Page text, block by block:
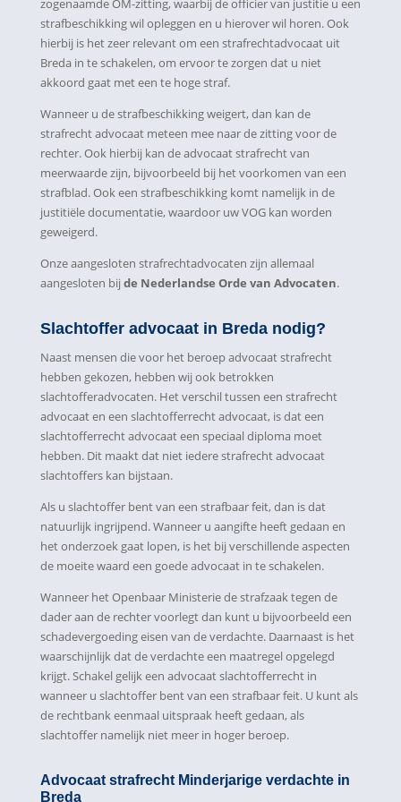
zogenaamde OM-zitting, waarbij de officier van justitie u een
strafbeschikking wil opleggen en u hierover wil horen. Ook
hierbij is het zeer relevant om een strafrechtadvocaat uit
Breda in te schakelen, om ervoor te zorgen dat u niet
akkoord gaat met een te hoge straf.
Wanneer u de strafbeschikking weigert, dan kan de
strafrecht advocaat meteen mee naar de zitting voor de
rechter. Ook hierbij kan de advocaat strafrecht van
meerwaarde zijn, bijvoorbeeld bij het voorkomen van een
strafblad. Ook een strafbeschikking komt namelijk in de
justitiële documentatie, waardoor uw VOG kan worden
geweigerd.
Onze aangesloten strafrechtadvocaten zijn allemaal
aangesloten bijde Nederlandse Orde van Advocaten.
Slachtoffer advocaat in Breda nodig?
Naast mensen die voor het beroep advocaat strafrecht
hebben gekozen, hebben wij ook betrokken
slachtofferadvocaten. Het verschil tussen een strafrecht
advocaat en een slachtofferrecht advocaat, is dat een
slachtofferrecht advocaat een speciaal diploma moet
hebben. Dit maakt dat niet iedere strafrecht advocaat
slachtoffers kan bijstaan.
Als u slachtoffer bent van een strafbaar feit, dan is dat
natuurlijk ingrijpend. Wanneer u aangifte heeft gedaan en
het onderzoek gaat lopen, is het bij verschillende aspecten
de moeite waard een goede advocaat in te schakelen.
Wanneer het Openbaar Ministerie de strafzaak tegen de
dader aan de rechter voorlegt dan kunt u bijvoorbeeld een
schadevergoeding eisen van de verdachte. Daarnaast is het
waarschijnlijk dat de verdachte een maatregel opgelegd
krijgt. Schakel gelijk een advocaat slachtofferrecht in
wanneer u slachtoffer bent van een strafbaar feit. U kunt als
de rechtbank eenmaal uitspraak heeft gedaan, als
slachtoffer namelijk niet meer in hoger beroep.
Advocaat strafrecht Minderjarige verdachte in
Breda